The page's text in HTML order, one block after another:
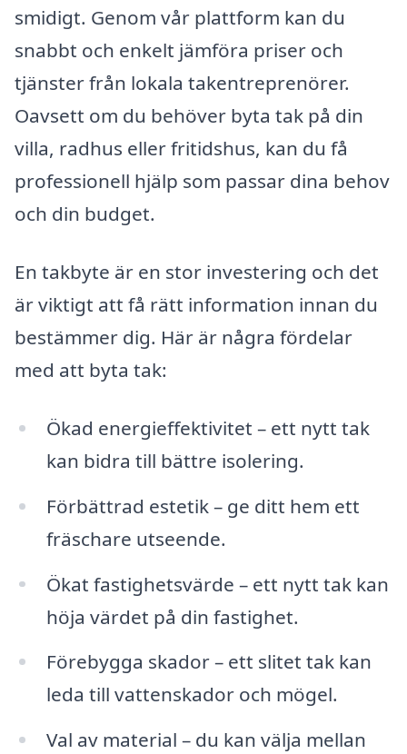
smidigt. Genom vår plattform kan du
snabbt och enkelt jämföra priser och
tjänster från lokala takentreprenörer.
Oavsett om du behöver byta tak på din
villa, radhus eller fritidshus, kan du få
professionell hjälp som passar dina behov
och din budget.
En takbyte är en stor investering och det
är viktigt att få rätt information innan du
bestämmer dig. Här är några fördelar
med att byta tak:
Ökad energieffektivitet – ett nytt tak
kan bidra till bättre isolering.
Förbättrad estetik – ge ditt hem ett
fräschare utseende.
Ökat fastighetsvärde – ett nytt tak kan
höja värdet på din fastighet.
Förebygga skador – ett slitet tak kan
leda till vattenskador och mögel.
Val av material – du kan välja mellan